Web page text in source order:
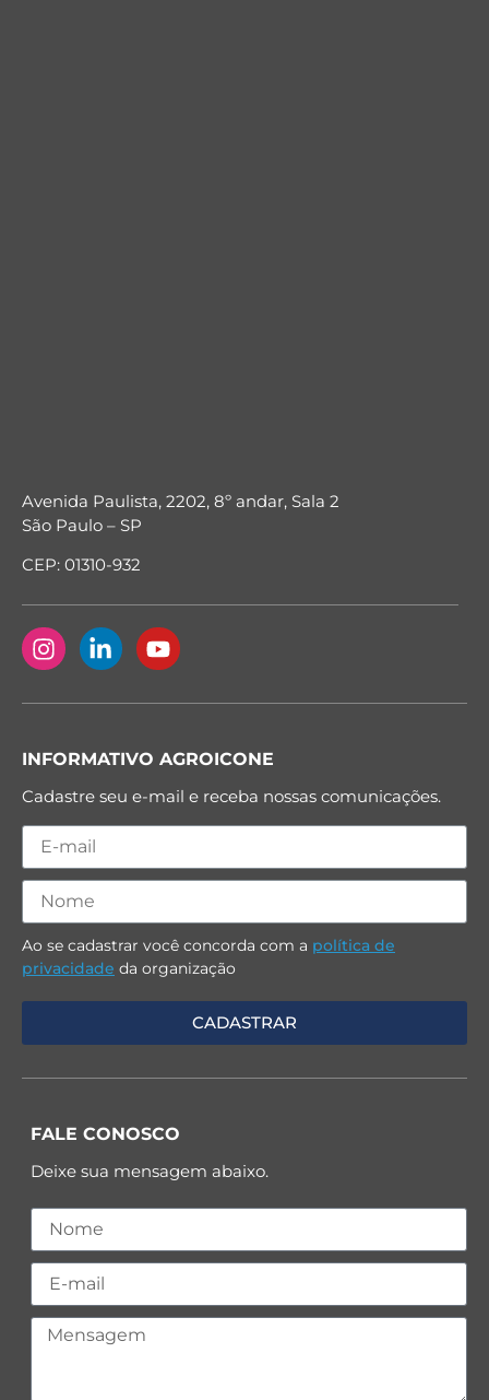
Avenida Paulista, 2202, 8º andar, Sala 2
São Paulo – SP
CEP: 01310-932
INFORMATIVO AGROICONE
Cadastre seu e-mail e receba nossas comunicações.
Ao se cadastrar você concorda com a política de
privacidade da organização
FALE CONOSCO
Deixe sua mensagem abaixo.